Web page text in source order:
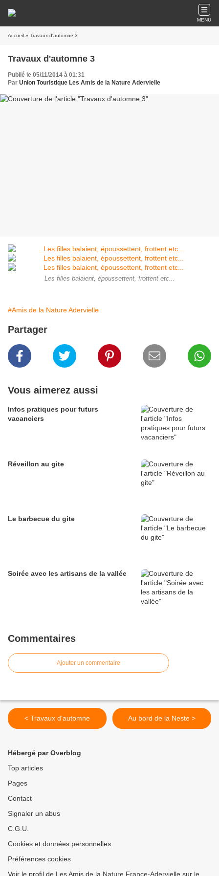
MENU
Accueil » Travaux d'automne 3
Travaux d'automne 3
Publié le 05/11/2014 à 01:31
Par Union Touristique Les Amis de la Nature Adervielle
Les filles balaient, époussettent, frottent etc...
#Amis de la Nature Adervielle
Partager
Vous aimerez aussi
Infos pratiques pour futurs
vacanciers
Réveillon au gite
Le barbecue du gite
Soirée avec les artisans de la vallée
Commentaires
Ajouter un commentaire
< Travaux d'automne Au bord de la Neste >
Hébergé par Overblog
Top articles
Pages
Contact
Signaler un abus
C.G.U.
Cookies et données personnelles
Préférences cookies
Voir le profil de Les Amis de la Nature France-Adervielle sur le